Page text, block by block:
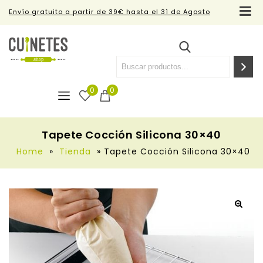
Envío gratuito a partir de 39€ hasta el 31 de Agosto
0
0
Tapete Cocción Silicona 30×40
Home » Tienda » Tapete Cocción Silicona 30×40